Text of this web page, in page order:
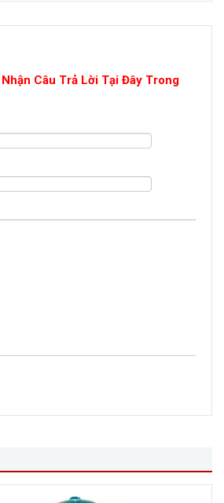
Nhận Câu Trả Lời Tại Đây Trong